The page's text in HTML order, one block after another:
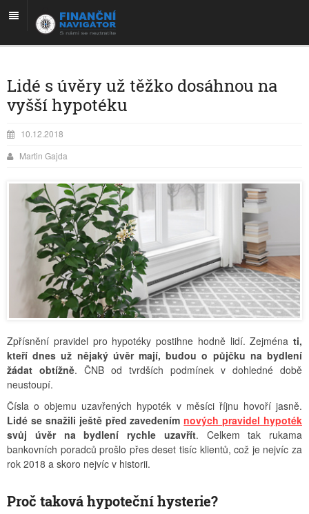
Lidé s úvěry už těžko dosáhnou na
vyšší hypotéku
10.12.2018
Martin Gajda
Zpřísnění pravidel pro hypotéky postihne hodně lidí. Zejména ti,
kteří dnes už nějaký úvěr mají, budou o půjčku na bydlení
žádat obtížně. ČNB od tvrdších podmínek v dohledné době
neustoupí.
Čísla o objemu uzavřených hypoték v měsíci říjnu hovoří jasně.
Lidé se snažili ještě před zavedenímnových pravidel hypoték
svůj úvěr na bydlení rychle uzavřít. Celkem tak rukama
bankovních poradců prošlo přes deset tisíc klientů, což je nejvíc za
rok 2018 a skoro nejvíc v historii.
Proč taková hypoteční hysterie?